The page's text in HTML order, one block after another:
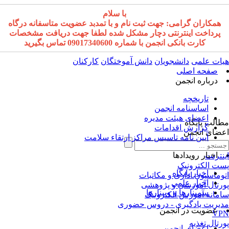
با سلام
همکاران گرامی: جهت ثبت نام و با تمدبد عضویت متاسفانه درگاه
پرداخت اینترنتی دچار مشکل شده لطفا جهت دریافت مشخصات
کارت بانکی انجمن با شماره 09017340600 تماس بگیرید
علمی دانشجویان دانش آموختگان کارکنان
صفحه اصلی
درباره انجمن
تاریخچه
اساسنامه انجمن
اعضای هیئت مدیره
گزارش اقدامات
آیین نامه تاسیس مراکز ارتقاء سلامت
اخبار رویدادها
اخبار پایگاه
اخبار علمی
سمینارها و وبینارها
عضویت در انجمن
پایگاه
انجمن
الکترونیک
اداری و مکاتبات
آموزشی و پژوهشی
آموزش الکترونیک
یادگیری - دروس حضوری
تغذیه